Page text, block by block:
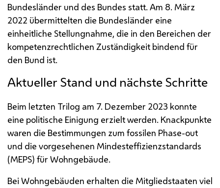
Bundesländer und des Bundes statt. Am 8. März
2022 übermittelten die Bundesländer eine
einheitliche Stellungnahme, die in den Bereichen der
kompetenzrechtlichen Zuständigkeit bindend für
den Bund ist.
Aktueller Stand und nächste Schritte
Beim letzten Trilog am 7. Dezember 2023 konnte
eine politische Einigung erzielt werden. Knackpunkte
waren die Bestimmungen zum fossilen Phase-out
und die vorgesehenen Mindesteffizienzstandards
(MEPS) für Wohngebäude.
Bei Wohngebäuden erhalten die Mitgliedstaaten viel